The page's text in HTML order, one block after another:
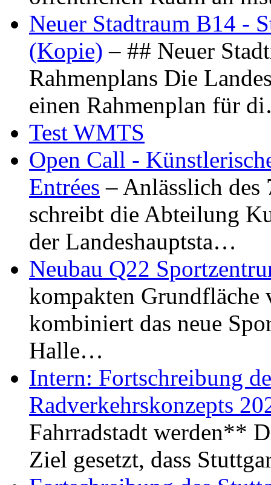
Neuer Stadtraum B14 -
(Kopie) – ## Neuer
Rahmenplans Die
einen Rahmenplan für
Test WMTS
Open Call -
Entrées – Anlässlich
schreibt die Abteilung
der Landeshauptsta…
Neubau Q22
kompakten Grundfläche
kombiniert das neue
Halle…
Intern: Fortschreibung
Radverkehrskonzepts
Fahrradstadt werden**
Ziel gesetzt, dass